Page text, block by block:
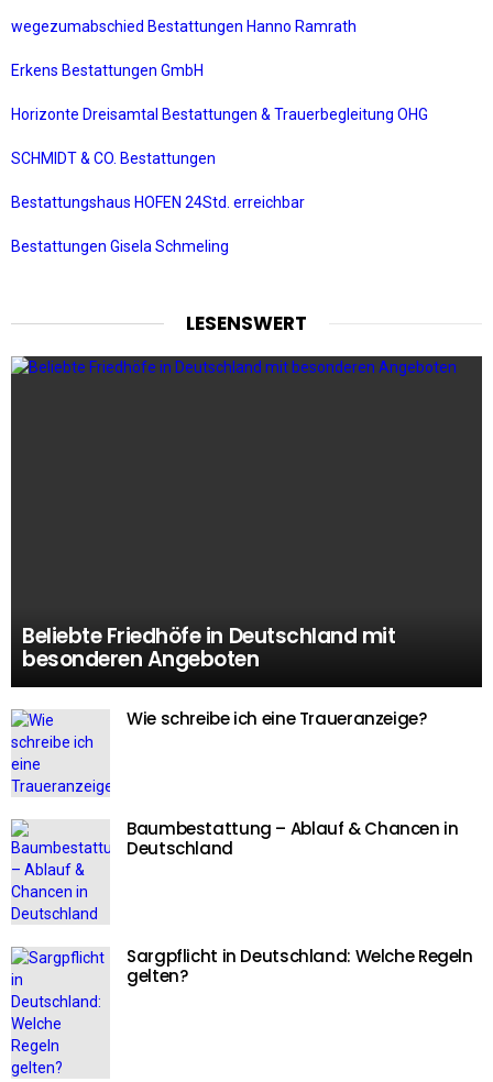
wegezumabschied Bestattungen Hanno Ramrath
Erkens Bestattungen GmbH
Horizonte Dreisamtal Bestattungen & Trauerbegleitung OHG
SCHMIDT & CO. Bestattungen
Bestattungshaus HOFEN 24Std. erreichbar
Bestattungen Gisela Schmeling
LESENSWERT
Beliebte Friedhöfe in Deutschland mit
besonderen Angeboten
Wie schreibe ich eine Traueranzeige?
Baumbestattung – Ablauf & Chancen in
Deutschland
Sargpflicht in Deutschland: Welche Regeln
gelten?